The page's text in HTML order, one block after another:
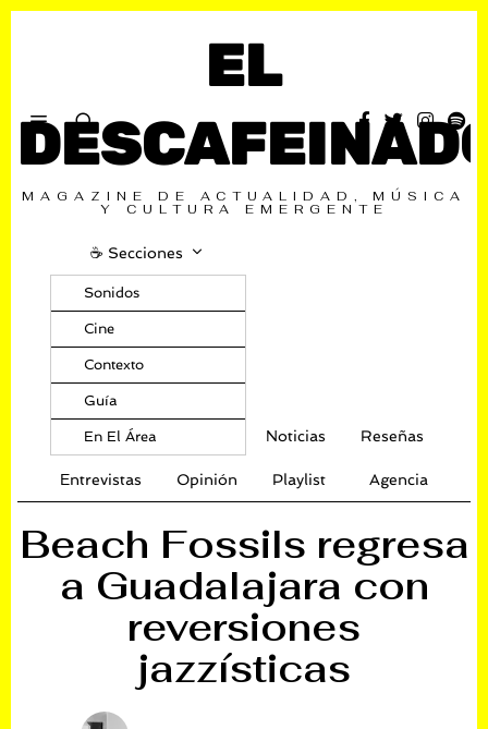
EL
MAGAZINE DE ACTUALIDAD, MÚSICA
Y CULTURA EMERGENTE
☕️ Secciones
Sonidos
Cine
Contexto
Guía
En El Área Noticias Reseñas
Entrevistas Opinión Playlist Agencia
Beach Fossils regresa
a Guadalajara con
reversiones
jazzísticas